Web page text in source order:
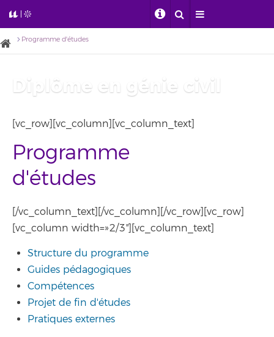
Programme d'études
Diplôme en génie civil
[vc_row][vc_column][vc_column_text]
Programme
d'études
[/vc_column_text][/vc_column][/vc_row][vc_row]
[vc_column width=»2/3″][vc_column_text]
Structure du programme
Guides pédagogiques
Compétences
Projet de fin d'études
Pratiques externes